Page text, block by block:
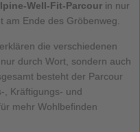
Well-Fit-Parcourin nur
am Ende des Gröbenweg.
die verschiedenen
durch Wort, sondern auch
besteht der Parcour
, Kräftigungs- und
mehr Wohlbefinden